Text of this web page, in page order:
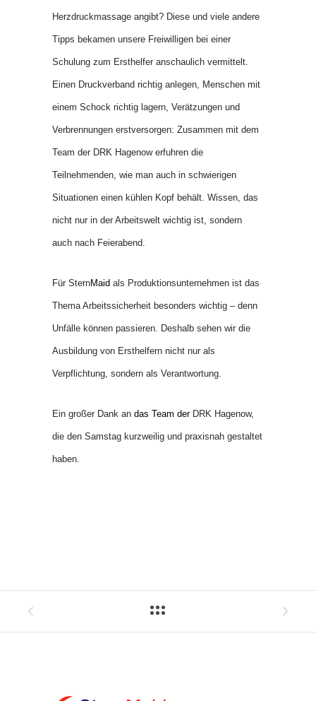
Herzdruckmassage angibt? Diese und viele andere
Tipps bekamen unsere Freiwilligen bei einer
Schulung zum Ersthelfer anschaulich vermittelt.
Einen Druckverband richtig anlegen, Menschen mit
einem Schock richtig lagern, Verätzungen und
Verbrennungen erstversorgen: Zusammen mit dem
Team der DRK Hagenow erfuhren die
Teilnehmenden, wie man auch in schwierigen
Situationen einen kühlen Kopf behält. Wissen, das
nicht nur in der Arbeitswelt wichtig ist, sondern
auch nach Feierabend.
Für SternMaid als Produktionsunternehmen ist das
Thema Arbeitssicherheit besonders wichtig – denn
Unfälle können passieren. Deshalb sehen wir die
Ausbildung von Ersthelfern nicht nur als
Verpflichtung, sondern als Verantwortung.
Ein großer Dank an das Team der DRK Hagenow,
die den Samstag kurzweilig und praxisnah gestaltet
haben.